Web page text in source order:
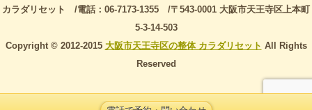
カラダリセット /電話：06-7173-1355 /〒543-0001 大阪市天王寺区上本町
5-3-14-503
Copyright © 2012-2015 大阪市天王寺区の整体 カラダリセット All Rights
Reserved